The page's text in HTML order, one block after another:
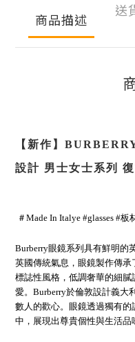
商品描述
送
【新作】
設計 男士女士系列
＃Made In Italye #glasses #
Burberry眼鏡系列具有鮮明的
英國傳統氣息，眼鏡製作傳
標誌性風格，低調奢華的細
愛。Burberry於倫敦設計義大
數人的歡心。眼鏡透過獨有
中，展現出尊貴個性與生活品